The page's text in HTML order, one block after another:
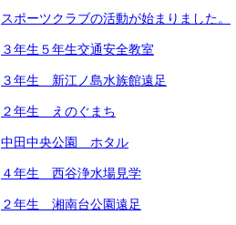
スポーツクラブの活動が始まりました。
３年生５年生交通安全教室
３年生 新江ノ島水族館遠足
２年生 えのぐまち
中田中央公園 ホタル
４年生 西谷浄水場見学
２年生 湘南台公園遠足